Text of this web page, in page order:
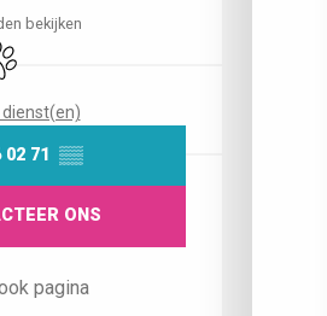
bekijken
toegelaten
dienst(en)
02 71 ▒▒
ONS
pagina